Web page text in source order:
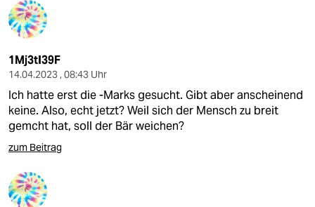
1Mj3tI39F
14.04.2023 , 08:43 Uhr
Ich hatte erst die -Marks gesucht. Gibt aber anscheinend
keine. Also, echt jetzt? Weil sich der Mensch zu breit
gemcht hat, soll der Bär weichen?
zum Beitrag